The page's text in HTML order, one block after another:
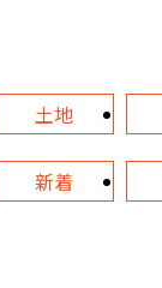
土地
新着